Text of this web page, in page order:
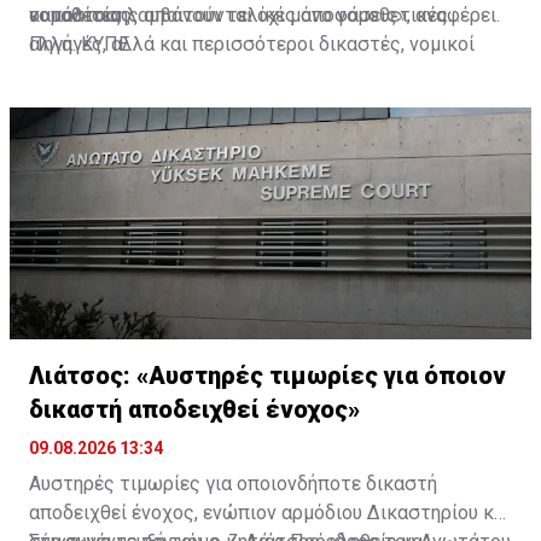
νομοθεσίας.
οι πολίτες λαμβάνουν τελικές αποφάσεις», αναφέρει.
κατάστασης απαιτούνται όχι μόνο νομοθετικές
αλλαγές, αλλά και περισσότεροι δικαστές, νομικοί
σύγχρονη διοίκηση των δικαστηρίων.
Πηγή: ΚΥΠΕ
Λιάτσος: «Αυστηρές τιμωρίες για όποιον
δικαστή αποδειχθεί ένοχος»
09.08.2026 13:34
Αυστηρές τιμωρίες για οποιονδήποτε δικαστή
αποδειχθεί ένοχος, ενώπιον αρμόδιου Δικαστηρίου και